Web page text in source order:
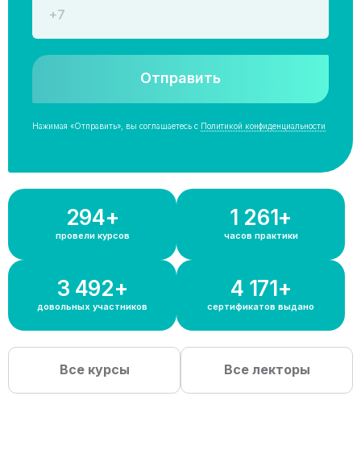
Отправить
Нажимая «Отправить», вы соглашаетесь с Политикой конфиденциальности
300+
провели курсов
1 300+
часов практики
3 600+
довольных участников
4 300+
сертификатов выдано
Все курсы Все лекторы